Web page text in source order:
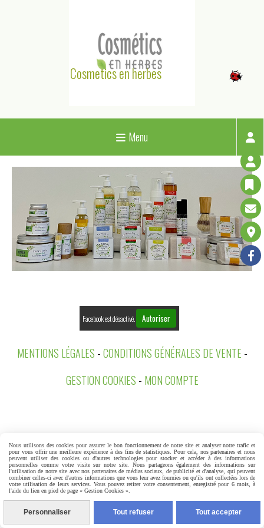
Cosmetics en herbes
Menu
Facebook est désactivé. Autoriser
MENTIONS LÉGALES CONDITIONS GÉNÉRALES DE VENTE
GESTION COOKIES
MON COMPTE
Nous utilisons des cookies pour assurer le bon fonctionnement de notre site et analyser notre trafic et
pour vous offrir une meilleure expérience à des fins de statistiques. Pour cela, nos partenaires et nous
peuvent utiliser des cookies ou d'autres technologies pour stocker et accéder à des informations
personnelles comme votre visite sur notre site. Nous partageons également des informations sur
l'utilisation de notre site avec nos partenaires de médias sociaux, de publicité et d'analyse, qui peuvent
combiner celles-ci avec d'autres informations que vous leur avez fournies ou qu'ils ont collectées lors de
votre utilisation de leurs services. Vous pouvez retirer votre consentement, enregistré pour 6 mois, à
l'aide du lien en pied de page « Gestion Cookies ».
Personnaliser Tout refuser Tout accepter